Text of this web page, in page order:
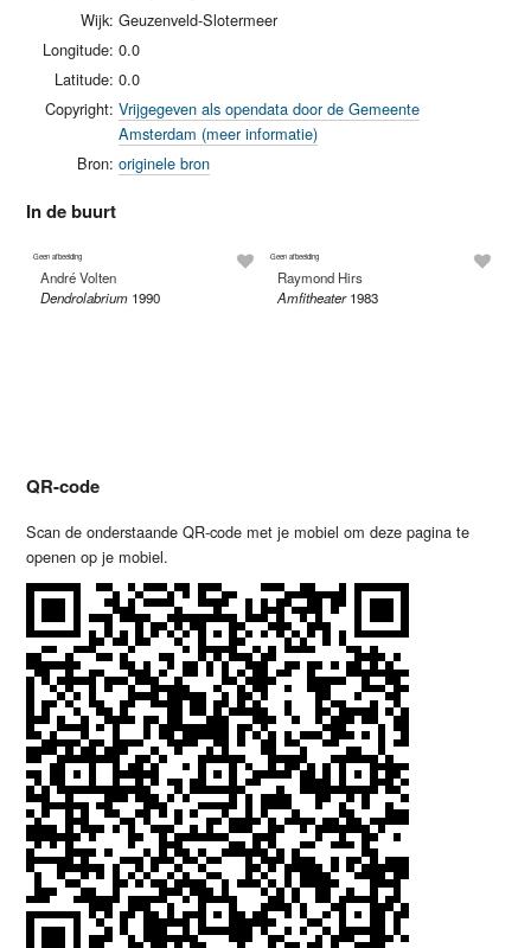
Wijk: Geuzenveld-Slotermeer
Longitude: 0.0
Latitude: 0.0
Copyright: Vrijgegeven als opendata door de Gemeente
Amsterdam (meer informatie)
Bron: originele bron
In de buurt
Geen afbeelding
André Volten
Dendrolabrium 1990
Geen afbeelding
Raymond Hirs
Amfitheater 1983
QR-code
Scan de onderstaande QR-code met je mobiel om deze pagina te
openen op je mobiel.